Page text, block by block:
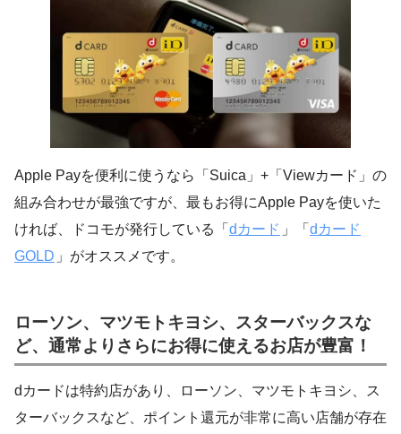
Apple Payを便利に使うなら「Suica」+「Viewカード」の
組み合わせが最強ですが、 最もお得にApple Payを使いた
ければ、ドコモが発行している
「 dカード 」「 dカード
GOLD 」 がオススメ です。
ローソン、マツモトキヨシ、スターバックスな
ど、通常よりさらにお得に使えるお店が豊富！
dカードは特約店があり、ローソン、マツモトキヨシ、ス
ターバックスなど、ポイント還元が非常に高い店舗が存在